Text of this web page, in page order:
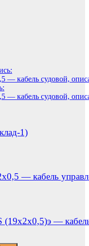
судовой,
судовой,
1)
— кабель
— кабель